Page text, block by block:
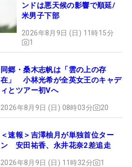
ンドは悪天候の影響で順延/
米男子下部
2026年8月9日 (日) 11時15分
1
同郷・桑木志帆は「雲の上の存
在」 小林光希が全英女王のキャデ
ィとツアー初Vへ
2026年8月9日 (日) 08時03分 20
＜速報＞吉澤柚月が単独首位ター
ン 安田祐香、永井花奈2差追走
2026年8月9日 (日) 11時32分 1